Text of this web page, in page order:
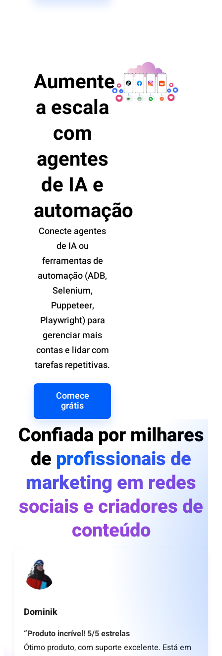
Aumente
a escala
com
agentes
de IA e
automação
Conecte agentes
de IA ou
ferramentas de
automação (ADB,
Selenium,
Puppeteer,
Playwright) para
gerenciar mais
contas e lidar com
tarefas repetitivas.
Comece
grátis
Confiada por milhares
deprofissionais de
marketing em redes
sociais e criadores de
conteúdo
Dominik
“Produto incrível! 5/5 estrelas
Ótimo produto, com suporte excelente. Está em